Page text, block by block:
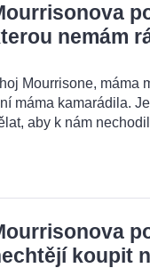
nemám
Mourrisone, máma
máma kamarádila.
aby k nám
koupit